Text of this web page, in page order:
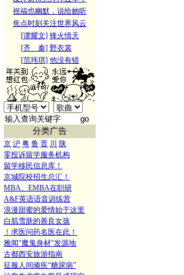
祝福也幽默，说给她听
焦点时刻关注世界风云
[谭耀文] 锋火情天
[齐 秦] 野衣裳
[范玮琪] 他没有错
分类广告
京 沪 粤 鲁 晋 川
陕
零投诉留学服务机构
留学移民信息库！
京城院校招生总汇！
MBA、EMBA在职研
A&F英语语音训练营
浪漫甜蜜的爱情始于这里
白肌雪肤的善良女孩
！求医问药名医在此！
雅闻"魔鬼身材"发源地
古都西安旅游指南
征服人间顽疾“糖尿病”